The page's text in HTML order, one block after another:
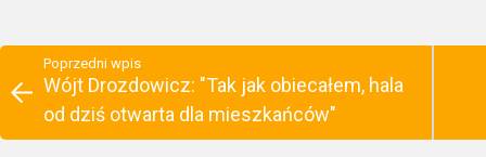
Poprzedni wpis
Wójt Drozdowicz: "Tak jak obiecałem, hala
od dziś otwarta dla mieszkańców"